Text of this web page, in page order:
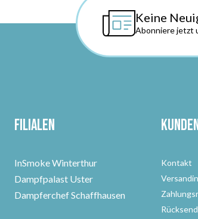
Keine
Abonniere jetzt
Filialen
InSmoke Winterthur
Dampfpalast Uster
Dampferchef Schaffhausen
Kontakt